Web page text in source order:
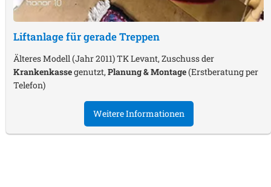
Liftanlage für gerade Treppen
Älteres Modell (Jahr 2011) TK Levant, Zuschuss der
Krankenkassegenutzt,Planung & Montage(Erstberatung per
Telefon)
Weitere Informationen